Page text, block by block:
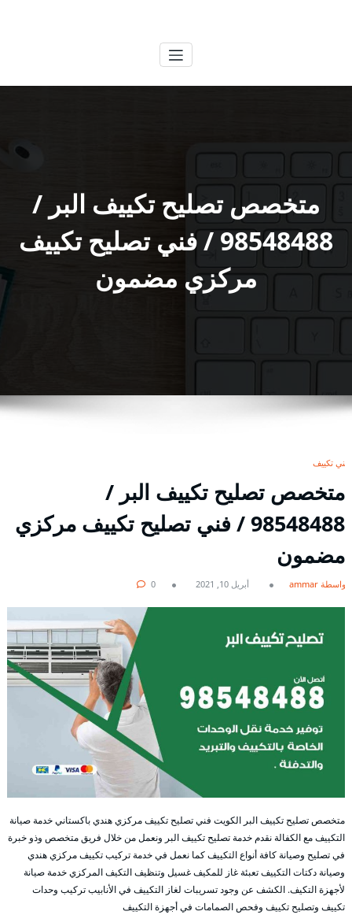
متخصص تصليح تكييف البر /
98548488 / فني تصليح تكييف
مركزي مضمون
فني تكييف
متخصص تصليح تكييف البر /
98548488 / فني تصليح تكييف مركزي
مضمون
بواسطة ammar أبريل 10, 2021 0
متخصص تصليح تكييف البر الكويت فني تصليح تكييف مركزي هندي باكستاني خدمة صيانة
التكييف مع الكفالة نقدم خدمة تصليح تكييف البر ونعمل من خلال فريق متخصص وذو خبرة
في تصليح وصيانة كافة أنواع التكييف كما نعمل في خدمة تركيب تكييف مركزي هندي
وصيانة دكتات التكييف تعبئة غاز للمكيف غسيل وتنظيف التكيف المركزي خدمة صيانة
لأجهزة التكيف. الكشف عن وجود تسريبات لغاز التكييف في الأنابيب تركيب وحدات
تكييف وتصليح تكييف وفحص الصمامات في أجهزة التكييف